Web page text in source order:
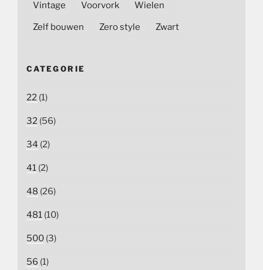
Vintage Voorvork Wielen
Zelf bouwen Zero style Zwart
CATEGORIE
22 (1)
32 (56)
34 (2)
41 (2)
48 (26)
481 (10)
500 (3)
56 (1)